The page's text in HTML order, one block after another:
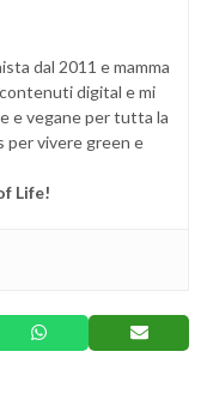
dal 2011 e mamma
digital e mi
e vegane per tutta la
per vivere green e
Life!